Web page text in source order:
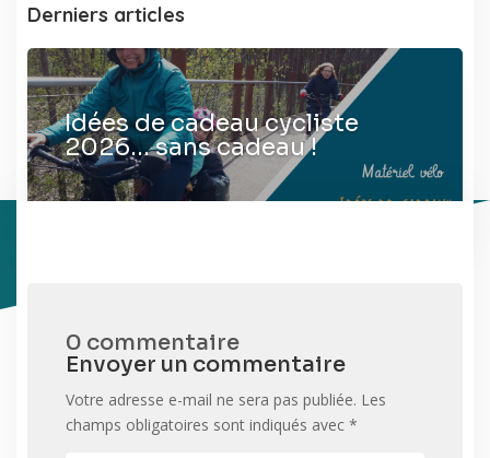
Derniers articles
Idées de cadeau cycliste
2026… sans cadeau !
0 commentaire
Envoyer un commentaire
Votre adresse e-mail ne sera pas publiée. Les
champs obligatoires sont indiqués avec *